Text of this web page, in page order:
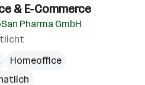
& E-Commerce
Pharma GmbH
Homeoffice